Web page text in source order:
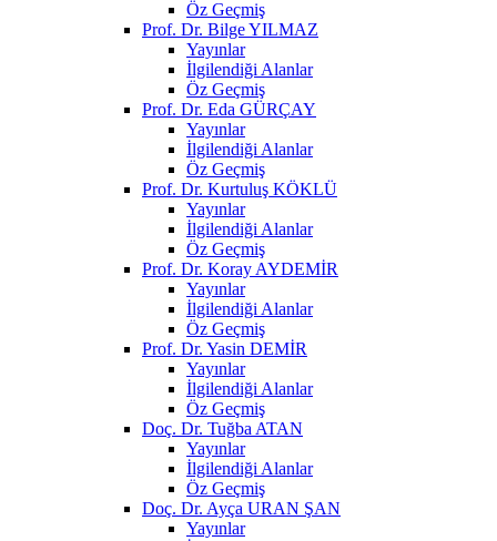
Öz Geçmiş
Prof. Dr. Bilge YILMAZ
Yayınlar
İlgilendiği Alanlar
Öz Geçmiş
Prof. Dr. Eda GÜRÇAY
Yayınlar
İlgilendiği Alanlar
Öz Geçmiş
Prof. Dr. Kurtuluş KÖKLÜ
Yayınlar
İlgilendiği Alanlar
Öz Geçmiş
Prof. Dr. Koray AYDEMİR
Yayınlar
İlgilendiği Alanlar
Öz Geçmiş
Prof. Dr. Yasin DEMİR
Yayınlar
İlgilendiği Alanlar
Öz Geçmiş
Doç. Dr. Tuğba ATAN
Yayınlar
İlgilendiği Alanlar
Öz Geçmiş
Doç. Dr. Ayça URAN ŞAN
Yayınlar